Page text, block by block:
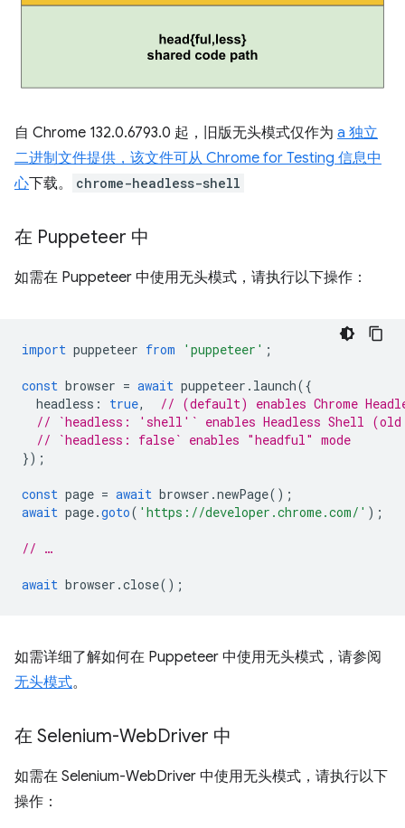
自 Chrome 132.0.6793.0 起，旧版无头模式仅作为 a 独立
二进制文件提供，该文件可从 Chrome for Testing 信息中
心下载。 chrome-headless-shell
在 Puppeteer 中
如需在 Puppeteer 中使用无头模式，请执行以下操作：
import puppeteer from 'puppeteer' ;
const browser = await puppeteer . launch({
headless : true,
// (default) enables Chrome
// `headless: 'shell'` enables Headless Shell (old
// `headless: false` enables "headful" mode
});
const page = await browser .newPage();
await page.goto( 'https://developer.chrome.com/' );
// …
await browser .close();
如需详细了解如何在 Puppeteer 中使用无头模式，请参阅
无头模式。
在 Selenium-WebDriver 中
如需在 Selenium-WebDriver 中使用无头模式，请执行以下
操作：